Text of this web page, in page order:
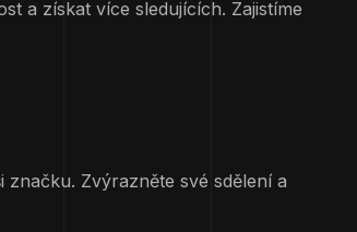
a získat více sledujících. Zajistíme
Zvýrazněte své sdělení a